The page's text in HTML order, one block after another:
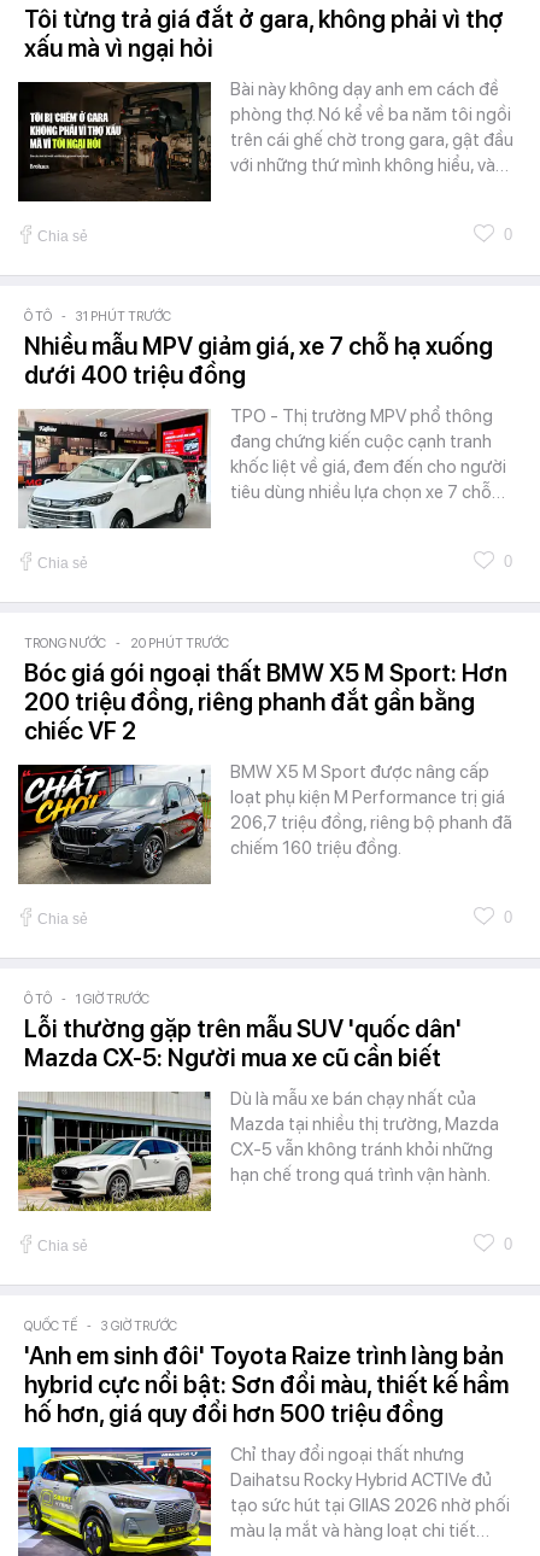
Tôi từng trả giá đắt ở gara, không phải vì thợ
xấu mà vì ngại hỏi
Bài này không dạy anh em cách đề
phòng thợ. Nó kể về ba năm tôi ngồi
trên cái ghế chờ trong gara, gật đầu
với những thứ mình không hiểu, và…
Chia sẻ 0
Ô TÔ - 31 PHÚT TRƯỚC
Nhiều mẫu MPV giảm giá, xe 7 chỗ hạ xuống
dưới 400 triệu đồng
TPO - Thị trường MPV phổ thông
đang chứng kiến cuộc cạnh tranh
khốc liệt về giá, đem đến cho người
tiêu dùng nhiều lựa chọn xe 7 chỗ…
Chia sẻ 0
TRONG NƯỚC - 20 PHÚT TRƯỚC
Bóc giá gói ngoại thất BMW X5 M Sport: Hơn
200 triệu đồng, riêng phanh đắt gần bằng
chiếc VF 2
BMW X5 M Sport được nâng cấp
loạt phụ kiện M Performance trị giá
206,7 triệu đồng, riêng bộ phanh đã
chiếm 160 triệu đồng.
Chia sẻ 0
Ô TÔ - 1 GIỜ TRƯỚC
Lỗi thường gặp trên mẫu SUV 'quốc dân'
Mazda CX-5: Người mua xe cũ cần biết
Dù là mẫu xe bán chạy nhất của
Mazda tại nhiều thị trường, Mazda
CX-5 vẫn không tránh khỏi những
hạn chế trong quá trình vận hành.
Chia sẻ 0
QUỐC TẾ - 3 GIỜ TRƯỚC
'Anh em sinh đôi' Toyota Raize trình làng bản
hybrid cực nổi bật: Sơn đổi màu, thiết kế hầm
hố hơn, giá quy đổi hơn 500 triệu đồng
Chỉ thay đổi ngoại thất nhưng
Daihatsu Rocky Hybrid ACTIVe đủ
tạo sức hút tại GIIAS 2026 nhờ phối
màu lạ mắt và hàng loạt chi tiết…